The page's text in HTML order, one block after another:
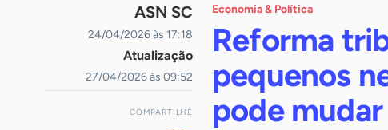
ASN SC
24/04/2026 às 17:18
Atualização
27/04/2026 às 09:52
COMPARTILHE
Economia & Política
Reforma
pequenos
pode mudar